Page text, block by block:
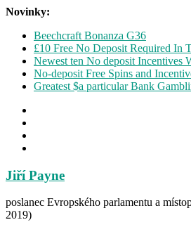
Novinky:
Beechcraft Bonanza G36
£10 Free No Deposit Required In
Newest ten No deposit Incentives
No-deposit Free Spins and
Greatest $a particular Bank
Jiří Payne
poslanec Evropského parlamentu a
2019)